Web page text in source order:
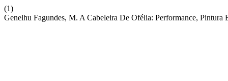
(1)
Genelhu Fagundes, M. A Cabeleira De Ofélia: Performance, Pintura